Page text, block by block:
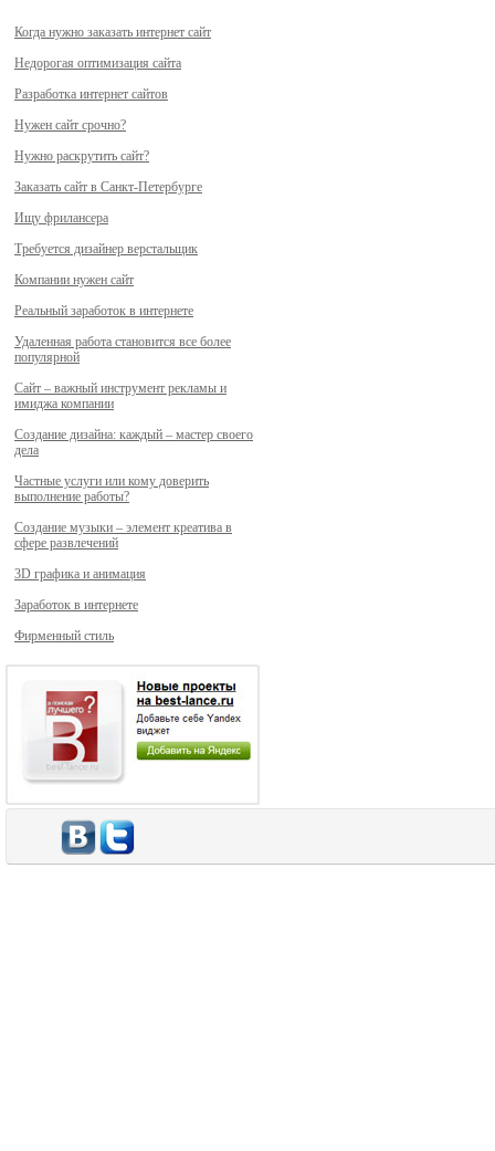
Когда нужно заказать интернет сайт
Недорогая оптимизация сайта
Разработка интернет сайтов
Нужен сайт срочно?
Нужно раскрутить сайт?
Заказать сайт в Санкт-Петербурге
Ищу фрилансера
Требуется дизайнер верстальщик
Компании нужен сайт
Реальный заработок в интернете
Удаленная работа становится все более
популярной
Сайт – важный инструмент рекламы и
имиджа компании
Создание дизайна: каждый – мастер своего
дела
Частные услуги или кому доверить
выполнение работы?
Создание музыки – элемент креатива в
сфере развлечений
3D графика и анимация
Заработок в интернете
Фирменный стиль